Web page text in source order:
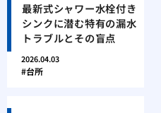
最新式シャワー水栓付き
シンクに潜む特有の漏水
トラブルとその盲点
2026.04.03
台所